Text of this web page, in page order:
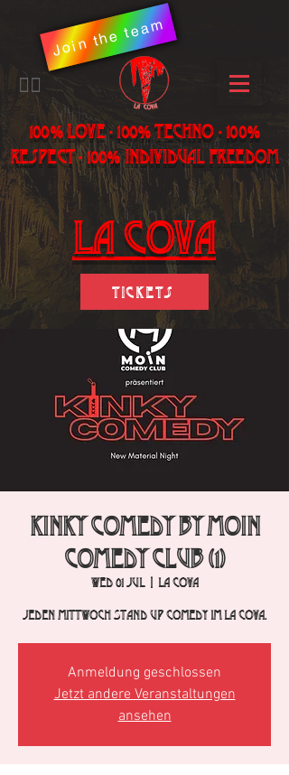
Join the team
​🏳️‍🌈
100% LOVE - 100% Techno - 100%
Respect - 100% individual freedom
LA Cova
Tickets
Kinky Comedy by Moin
Comedy Club (1)
Wed 01 Jul
  |
La Cova
Jeden Mittwoch Stand Up Comedy im La Cova.
Anmeldung geschlossen
Jetzt andere Veranstaltungen
ansehen